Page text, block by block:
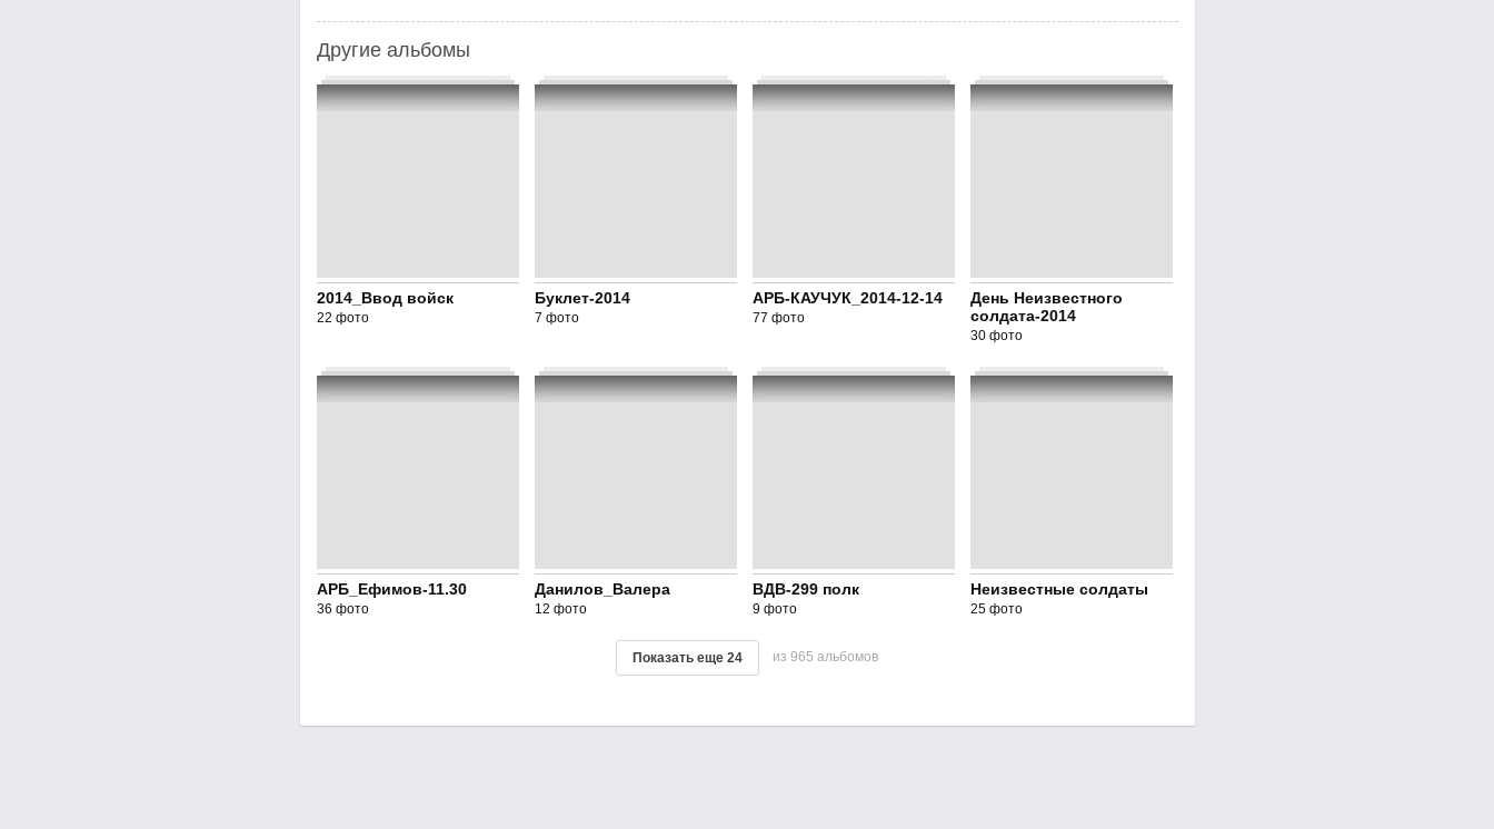
Другие альбомы
2014_Ввод войск
22 фото
Буклет-2014
7 фото
АРБ-КАУЧУК_2014-12-14
77 фото
День Неизвестного
солдата-2014
30 фото
АРБ_Ефимов-11.30
36 фото
Данилов_Валера
12 фото
ВДВ-299 полк
9 фото
Неизвестные солдаты
25 фото
Показать еще 24 из 965 альбомов